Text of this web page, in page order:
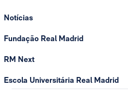
Notícias
Fundação Real Madrid
RM Next
Escola Universitária Real Madrid